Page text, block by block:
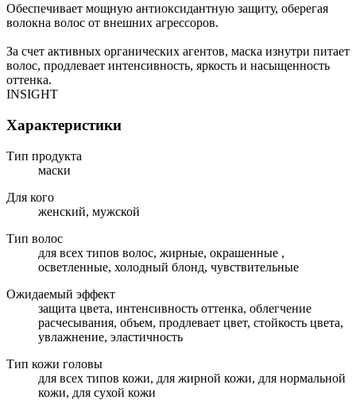
Обеспечивает мощную антиоксидантную защиту, оберегая
волокна волос от внешних агрессоров.
За счет активных органических агентов, маска изнутри питает
волос, продлевает интенсивность, яркость и насыщенность
оттенка.
INSIGHT
Характеристики
Тип продукта
маски
Для кого
женский, мужской
Тип волос
для всех типов волос, жирные, окрашенные ,
осветленные, холодный блонд, чувствительные
Ожидаемый эффект
защита цвета, интенсивность оттенка, облегчение
расчесывания, объем, продлевает цвет, стойкость цвета,
увлажнение, эластичность
Тип кожи головы
для всех типов кожи, для жирной кожи, для нормальной
кожи, для сухой кожи